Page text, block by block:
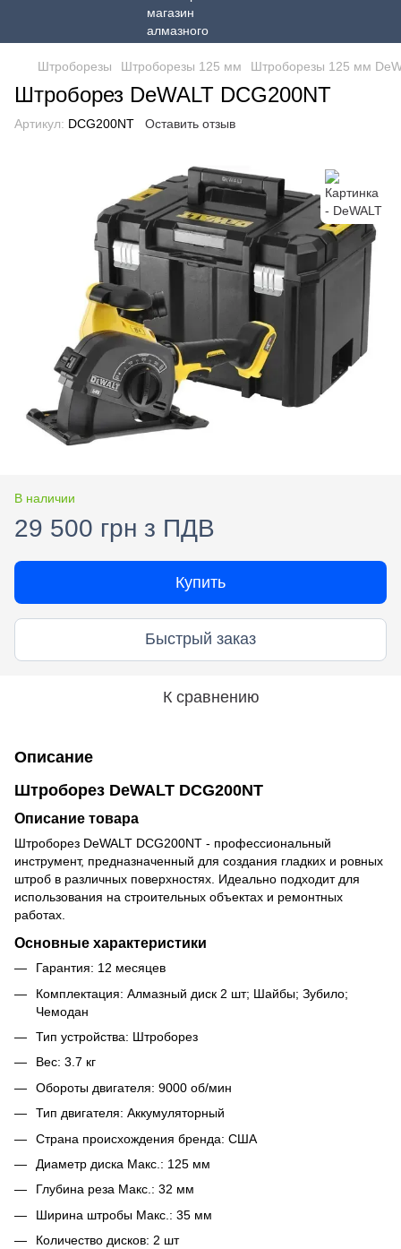
Штроборезы Штроборезы 125 мм Штроборезы 125 мм
Штроборез DeWALT DCG200NT
Артикул: DCG200NT Оставить отзыв
В наличии
29 500 грн з ПДВ
Купить
Быстрый заказ
К сравнению
Описание
Штроборез DeWALT DCG200NT
Описание товара
Штроборез DeWALT DCG200NT - профессиональный
инструмент, предназначенный для создания гладких и ровных
штроб в различных поверхностях. Идеально подходит для
использования на строительных объектах и ремонтных
работах.
Основные характеристики
Гарантия: 12 месяцев
Комплектация: Алмазный диск 2 шт; Шайбы; Зубило;
Чемодан
Тип устройства: Штроборез
Вес: 3.7 кг
Обороты двигателя: 9000 об/мин
Тип двигателя: Аккумуляторный
Страна происхождения бренда: США
Диаметр диска Макс.: 125 мм
Глубина реза Макс.: 32 мм
Ширина штробы Макс.: 35 мм
Количество дисков: 2 шт